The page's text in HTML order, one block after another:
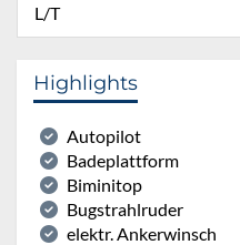
L/T
Highlights
Autopilot
Badeplattform
Biminitop
Bugstrahlruder
elektr. Ankerwinsch